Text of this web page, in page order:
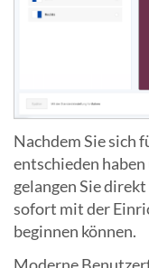
Nachdem Sie sich
entschieden
gelangen Sie
sofort mit der
beginnen können.